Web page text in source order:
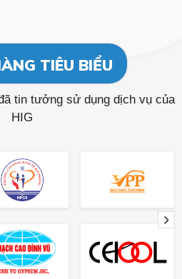
TIÊU BIỂU
tin tưởng sử dụng dịch vụ của
HIG